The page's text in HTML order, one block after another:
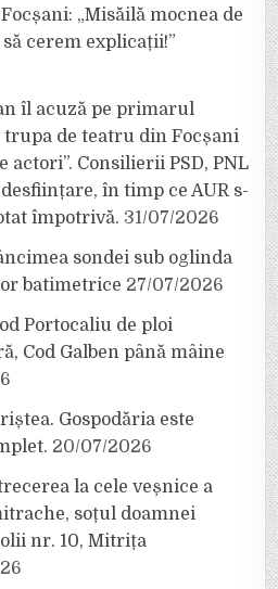
„Misăilă mocnea de
cerem explicații!”
îl acuză pe primarul
trupa de teatru din Focșani
actori”. Consilierii PSD, PNL
în timp ce AUR s-
împotrivă. 31/07/2026
sondei sub oglinda
batimetrice 27/07/2026
Portocaliu de ploi
Cod Galben până mâine
Gospodăria este
20/07/2026
la cele veșnice a
soțul doamnei
nr. 10, Mitrița